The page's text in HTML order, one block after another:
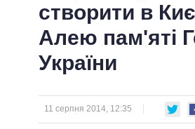
СТАТТІ
ДУМКИ
ОГЛЯДИ
ДАЙДЖЕСТИ
СВІТ
УСІ ПОЛІТИКИ
ПРЕЗИДЕНТ І ОФІС
ВЕРХОВНА РАДА
ГОЛОВИ
ІНФОГРАФІКА
ПОРІВНЯННЯ
створити в
Алею пам'яті
України
11 серпня 2014, 12:35